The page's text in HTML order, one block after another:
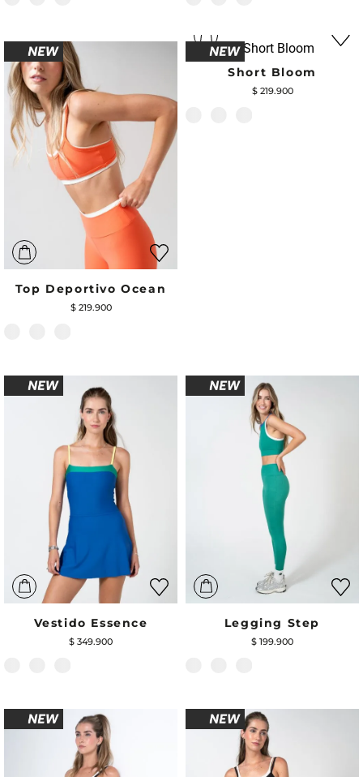
Top Deportivo Ocean
$ 219.900
Short Bloom
$ 219.900
Vestido Essence
$ 349.900
Legging Step
$ 199.900